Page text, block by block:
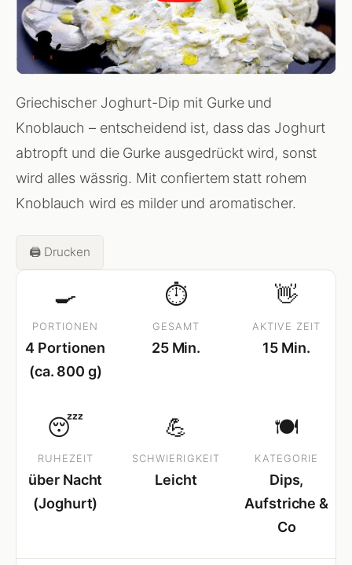
Griechischer Joghurt-Dip mit Gurke und
Knoblauch – entscheidend ist, dass das Joghurt
abtropft und die Gurke ausgedrückt wird, sonst
wird alles wässrig. Mit confiertem statt rohem
Knoblauch wird es milder und aromatischer.
🖨️ Drucken
🍳
PORTIONEN
4 Portionen
(ca. 800 g)
⏱
GESAMT
25 Min.
👋
AKTIVE ZEIT
15 Min.
😴
RUHEZEIT
über Nacht
(Joghurt)
💪
SCHWIERIGKEIT
Leicht
🍽
KATEGORIE
Dips,
Aufstriche &
Co